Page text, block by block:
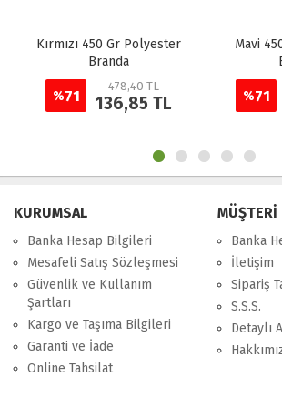
450 Gr Polyester
136,85 TL
Mavi 450 Gr Polyester
% 136,85 TL
KURUMSAL
Banka Hesap Bilgileri
Mesafeli Satış Sözleşmesi
Güvenlik ve Kullanım
Şartları
Kargo ve Taşıma Bilgileri
Garanti ve İade
Online Tahsilat
MÜŞTERİ
Banka
İletişim
Sipariş
S.S.S.
Detaylı